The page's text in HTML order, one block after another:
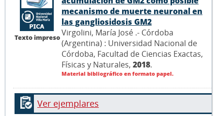
Texto impreso
mecanismo de muerte neuronal en
las gangliosidosis GM2
Virgolini, María José .- Córdoba
(Argentina) : Universidad Nacional de
Córdoba, Facultad de Ciencias Exactas,
Físicas y Naturales, 2018.
Material bibliográfico en formato papel.
Ver ejemplares